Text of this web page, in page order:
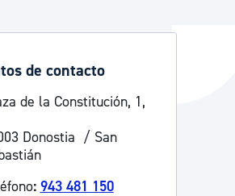
de contacto
de la Constitución, 1,
Donostia / San
: 943 481 150